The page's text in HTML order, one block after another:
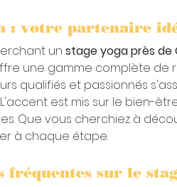
: votre partenaire
un stage yoga près de
une gamme complète de
qualifiés et passionnés
L'accent est mis sur le bien-
Que vous cherchiez à
à chaque étape.
fréquentes sur le